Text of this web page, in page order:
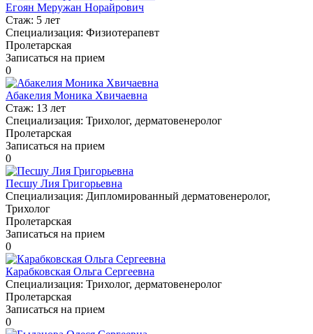
Егоян Меружан Норайрович
Стаж: 5 лет
Специализация: Физиотерапевт
Пролетарская
Записаться на прием
0
Абакелия Моника Хвичаевна
Стаж: 13 лет
Специализация: Трихолог, дерматовенеролог
Пролетарская
Записаться на прием
0
Песшу Лия Григорьевна
Специализация: Дипломированный дерматовенеролог,
Трихолог
Пролетарская
Записаться на прием
0
Карабковская Ольга Сергеевна
Специализация: Трихолог, дерматовенеролог
Пролетарская
Записаться на прием
0